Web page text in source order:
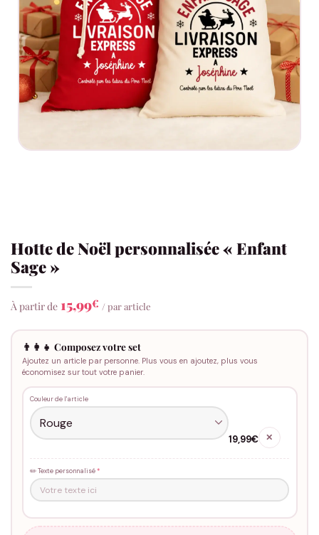
Hotte de Noël personnalisée « Enfant
Sage »
À partir de 15,99€ / par article
👨‍👩‍👧 Composez votre set
Ajoutez un article par personne. Plus vous en ajoutez, plus vous
économisez sur tout votre panier.
Couleur de l'article
19,99€ ✕
✏️ Texte personnalisé*